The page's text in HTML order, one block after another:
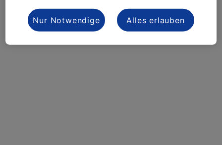
© 2026 ALDI SUISSE
Nur Notwendige Alles erlauben